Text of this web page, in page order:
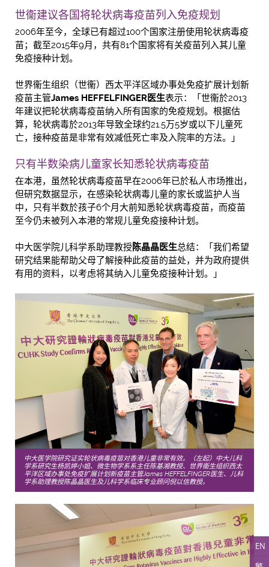
EN
世衞建议各国将轮状病毒疫苗列入免疫规划
2006年至今，全球已有超过100个国家注册使用轮状病毒疫
苗；截至2015年9月，共有81个国家将有关疫苗列入其儿童
免疫接种计划。
世界衞生组织（世衞）西太平洋区域办事处免疫扩展计划新
疫苗主管James HEFFELFINGER医生表示：「世衞於2013
年建议把轮状病毒疫苗纳入所有国家的免疫规划。根据估
算，轮状病毒於2013年导致全球约21.5万5岁或以下儿童死
亡，接种疫苗是非常有效减低死亡率及入院率的方法。」
只有半数染病儿童家长知悉轮状病毒疫苗
在本港，虽然轮状病毒疫苗早在2006年已於私人市场推出，
但研究数据显示，在感染轮状病毒儿童的家长或监护人当
中，只有半数於孩子6个月大前知悉轮状病毒疫苗，而疫苗
至今仍未被列入本港的常规儿童免疫接种计划。
中大医学院儿科学系助理教授陈晶晶医生总结：「我们希望
研究结果能帮助父母了解接种此疫苗的益处，并为政府提供
有用的资料，以考虑将其纳入儿童免疫接种计划。」
中大医学院研究证实轮状病毒疫苗对香港儿童非常有效。（左起）中大儿科
学系研究生杨凯婷小姐、微生物学系系主任陈基湘教授、世界衞生组织西太
平洋区域办事处免疫扩展计划新疫苗主管James HEFFELFINGER医生、儿科
学系助理教授陈晶晶医生及儿科学系临床专业顾问倪以信教授。